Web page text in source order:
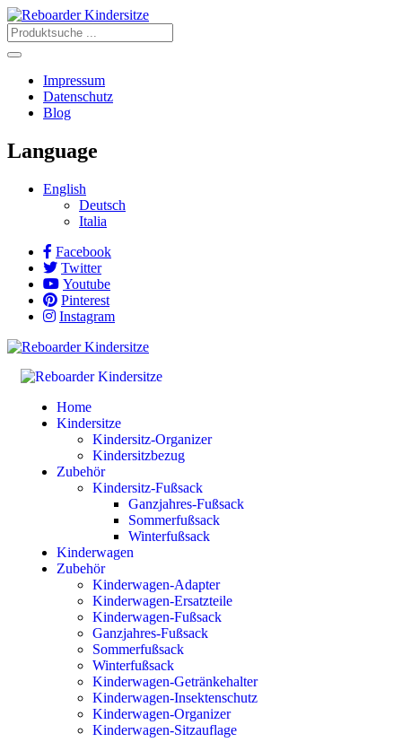
Impressum
Datenschutz
Blog
Language
English
Deutsch
Italia
Facebook
Twitter
Youtube
Pinterest
Instagram
Home
Kindersitze
Kindersitz-Organizer
Kindersitzbezug
Zubehör
Kindersitz-Fußsack
Ganzjahres-Fußsack
Sommerfußsack
Winterfußsack
Kinderwagen
Zubehör
Kinderwagen-Adapter
Kinderwagen-Ersatzteile
Kinderwagen-Fußsack
Ganzjahres-Fußsack
Sommerfußsack
Winterfußsack
Kinderwagen-Getränkehalter
Kinderwagen-Insektenschutz
Kinderwagen-Organizer
Kinderwagen-Sitzauflage